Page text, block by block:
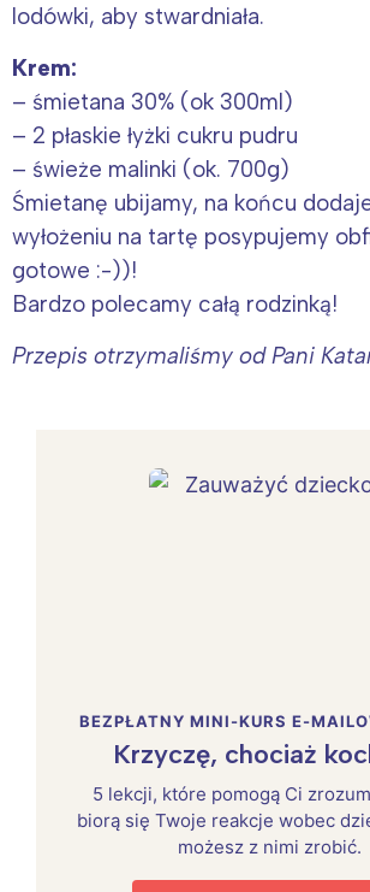
lodówki, aby stwardniała.
Krem:
– śmietana 30% (ok 300ml)
– 2 płaskie łyżki cukru pudru
– świeże malinki (ok. 700g)
Śmietanę ubijamy, na końcu
wyłożeniu na tartę posypujemy
gotowe :-))!
Bardzo polecamy całą rodzinką!
Przepis otrzymaliśmy od Pani
BEZPŁATNY MINI-KURS E-
Krzyczę, chociaż
5 lekcji, które pomogą Ci
biorą się Twoje reakcje wobec
możesz z nimi zrobić.